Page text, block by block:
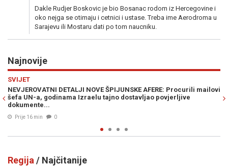
Dakle Rudjer Boskovic je bio Bosanac rodom iz Hercegovine i
oko nejga se otimaju i cetnici i ustase. Treba ime Aerodroma u
Sarajevu ili Mostaru dati po tom naucniku.
Najnovije
mailoviS PANCIRKOM PO LUKAVICI: Građani u šoku nakon
kafane, uslijedile su burne reakcije...
Regija / Najčitanije